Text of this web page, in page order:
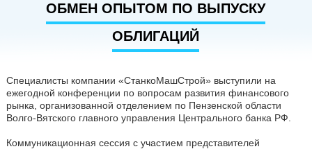
ОБМЕН ОПЫТОМ ПО ВЫПУСКУ
ОБЛИГАЦИЙ
Специалисты компании «СтанкоМашСтрой» выступили на
ежегодной конференции по вопросам развития финансового
рынка, организованной отделением по Пензенской области
Волго-Вятского главного управления Центрального банка РФ.
Коммуникационная сессия с участием представителей